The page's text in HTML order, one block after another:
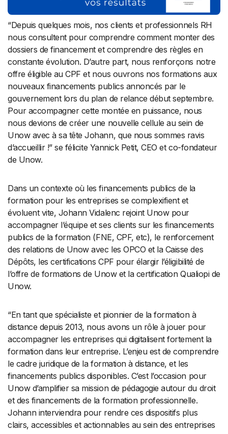
“Depuis quelques mois, nos clients et professionnels RH
nous consultent pour comprendre comment monter des
dossiers de financement et comprendre des règles en
constante évolution. D’autre part, nous renforçons notre
offre éligible au CPF et nous ouvrons nos formations aux
nouveaux financements publics annoncés par le
gouvernement lors du plan de relance début septembre.
Pour accompagner cette montée en puissance, nous
nous devions de créer une nouvelle cellule au sein de
Unow avec à sa tête Johann, que nous sommes ravis
d’accueillir !” se félicite Yannick Petit, CEO et co-fondateur
de Unow.
Dans un contexte où les financements publics de la
formation pour les entreprises se complexifient et
évoluent vite, Johann Vidalenc rejoint Unow pour
accompagner l’équipe et ses clients sur les financements
publics de la formation (FNE, CPF, etc), le renforcement
des relations de Unow avec les OPCO et la Caisse des
Dépôts, les certifications CPF pour élargir l’éligibilité de
l’offre de formations de Unow et la certification Qualiopi de
Unow.
“En tant que spécialiste et pionnier de la formation à
distance depuis 2013, nous avons un rôle à jouer pour
accompagner les entreprises qui digitalisent fortement la
formation dans leur entreprise. L’enjeu est de comprendre
le cadre juridique de la formation à distance, et les
financements publics disponibles. C’est l’occasion pour
Unow d’amplifier sa mission de pédagogie autour du droit
et des financements de la formation professionnelle.
Johann interviendra pour rendre ces dispositifs plus
clairs, accessibles et actionnables au sein des entreprises